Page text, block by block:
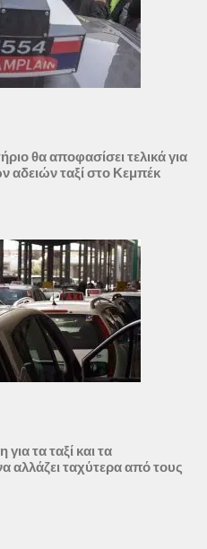
θα αποφασίσει τελικά για
αδειών ταξί στο Κεμπέκ
για τα ταξί και τα
αλλάζει ταχύτερα από τους